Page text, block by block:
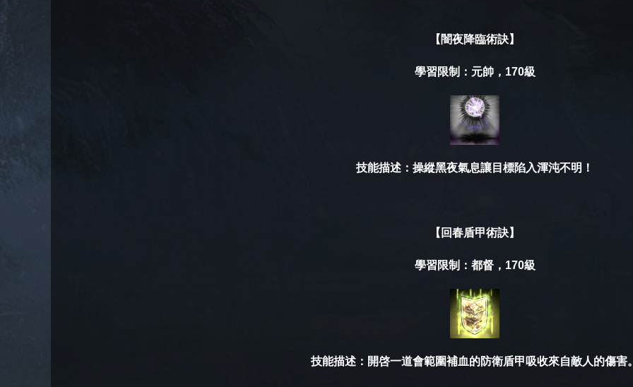
【闇夜降臨術訣】
學習限制：元帥，170級
技能描述：操縱黑夜氣息讓目標陷入渾沌不明！
【回春盾甲術訣】
學習限制：都督，170級
技能描述：開啓一道會範圍補血的防衛盾甲吸收來自敵人的傷害